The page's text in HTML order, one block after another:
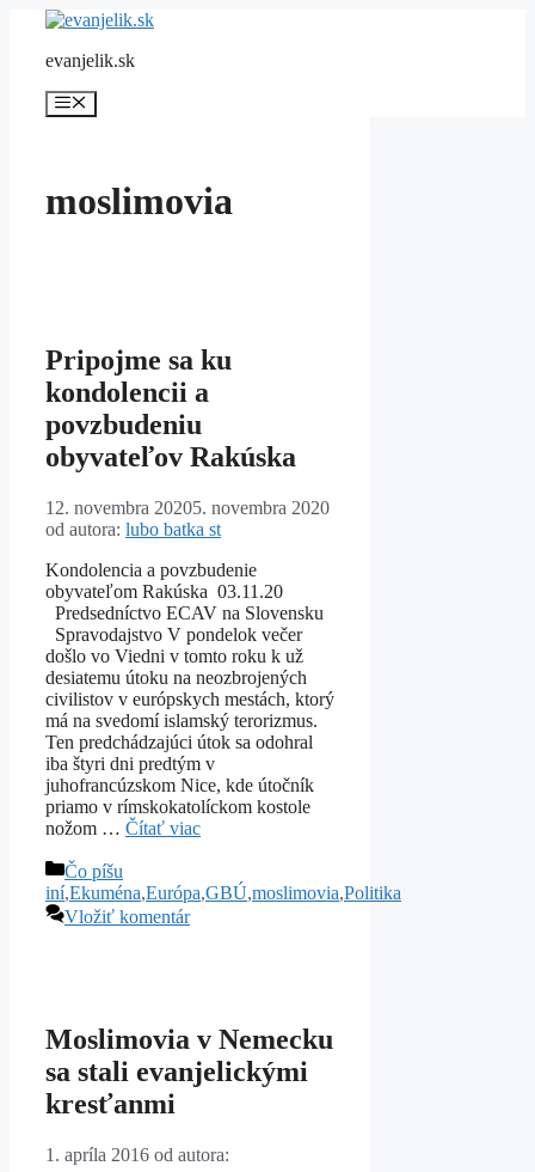
Preskočiť
obsahevanjelik.sk
Menu
moslimovia
Pripojme sa ku
kondolencii a
povzbudeniu
obyvateľov Rakúska
12. novembra 20205. novembra 2020
od autora: lubo batka st
Kondolencia a povzbudenie
obyvateľom Rakúska 03.11.20
Predsedníctvo ECAV na Slovensku
Spravodajstvo V pondelok večer
došlo vo Viedni v tomto roku k už
desiatemu útoku na neozbrojených
civilistov v európskych mestách, ktorý
má na svedomí islamský terorizmus.
Ten predchádzajúci útok sa odohral
iba štyri dni predtým v
juhofrancúzskom Nice, kde útočník
priamo v rímskokatolíckom kostole
nožom … Čítať viac
Kategórie
Čo píšu
iní,Ekuména,Európa,GBÚ,moslimovia,Politika
Vložiť komentár
Moslimovia v Nemecku
sa stali evanjelickými
kresťanmi
1. apríla 2016 od autora: